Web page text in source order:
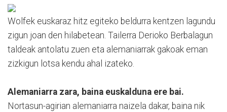
Wolfek euskaraz hitz egiteko beldurra kentzen lagundu
zigun joan den hilabetean. Tailerra Derioko Berbalagun
taldeak antolatu zuen eta alemaniarrak gakoak eman
zizkigun lotsa kendu ahal izateko.
Alemaniarra zara, baina euskalduna ere bai.
Nortasun-agirian alemaniarra naizela dakar, baina nik